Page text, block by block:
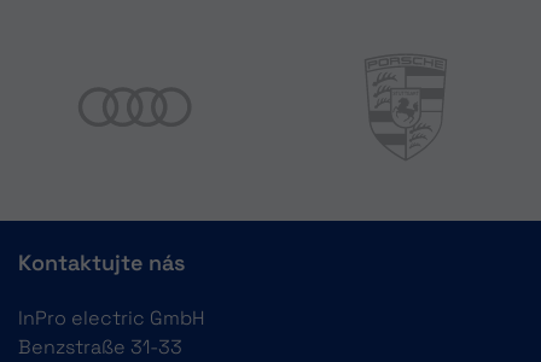
Kontaktujte nás
InPro electric GmbH
Benzstraße 31-33